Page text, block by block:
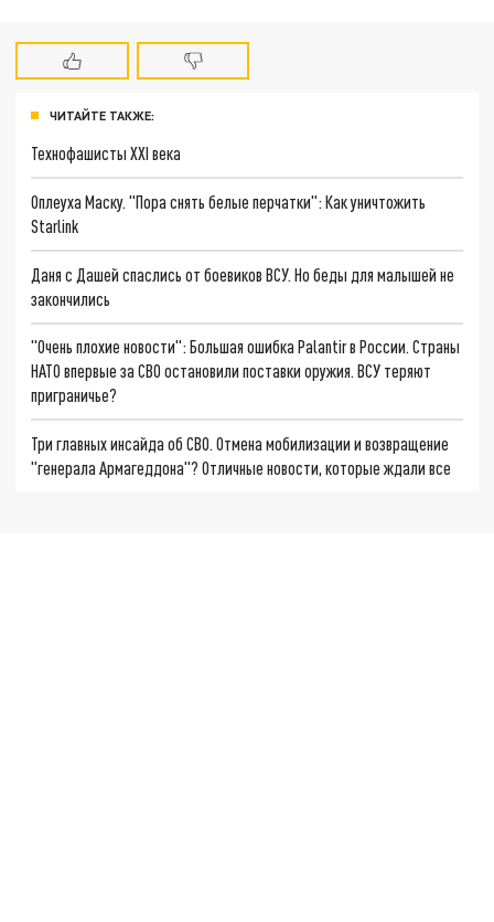
ЧИТАЙТЕ ТАКЖЕ:
Технофашисты XXI века
Оплеуха Маску. "Пора снять белые перчатки": Как уничтожить
Starlink
Даня с Дашей спаслись от боевиков ВСУ. Но беды для малышей не
закончились
"Очень плохие новости": Большая ошибка Palantir в России. Страны
НАТО впервые за СВО остановили поставки оружия. ВСУ теряют
приграничье?
Три главных инсайда об СВО. Отмена мобилизации и возвращение
"генерала Армагеддона"? Отличные новости, которые ждали все